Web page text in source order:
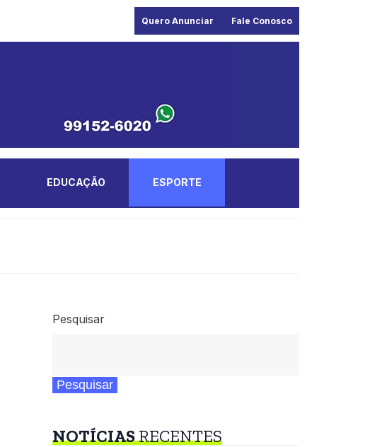
Quero Anunciar Fale Conosco
EDUCAÇÃO ESPORTE
Pesquisar
Pesquisar
NOTÍCIASRECENTES